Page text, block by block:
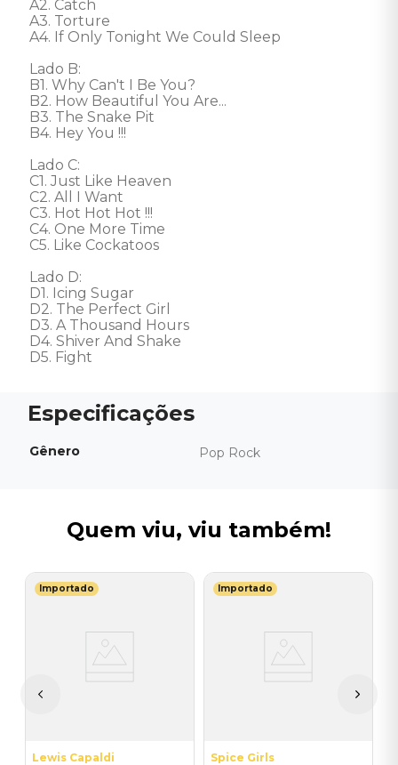
A2. Catch
A3. Torture
A4. If Only Tonight We Could Sleep
Lado B:
B1. Why Can't I Be You?
B2. How Beautiful You Are...
B3. The Snake Pit
B4. Hey You !!!
Lado C:
C1. Just Like Heaven
C2. All I Want
C3. Hot Hot Hot !!!
C4. One More Time
C5. Like Cockatoos
Lado D:
D1. Icing Sugar
D2. The Perfect Girl
D3. A Thousand Hours
D4. Shiver And Shake
D5. Fight
Gênero Pop Rock
Quem viu, viu também!
Importado
Lewis Capaldi
Importado
Spice Girls